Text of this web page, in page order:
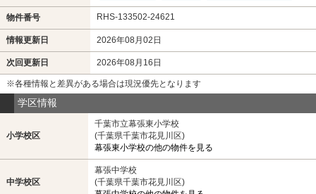
物件番号 RHS-133502-24621
情報更新日 2026年08月02日
次回更新日 2026年08月16日
※各種情報と差異がある場合は現況優先となります
学区情報
小学校区
千葉市立幕張東小学校
(千葉県千葉市花見川区)
幕張東小学校の他の物件を見る
中学校区
幕張中学校
(千葉県千葉市花見川区)